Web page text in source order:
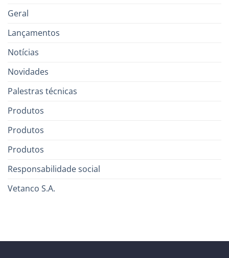
Geral
Lançamentos
Notícias
Novidades
Palestras técnicas
Produtos
Produtos
Produtos
Responsabilidade social
Vetanco S.A.